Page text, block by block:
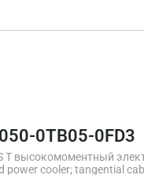
0TB05-0FD3
T высокомоментный
power cooler; tangential